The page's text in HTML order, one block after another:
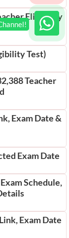
Eligibility
Test)
Teacher
Exam Date &
Exam Date
Schedule,
Exam Date